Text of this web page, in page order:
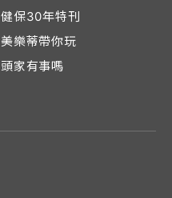
健保30年特刊
美樂蒂帶你玩
頭家有事嗎